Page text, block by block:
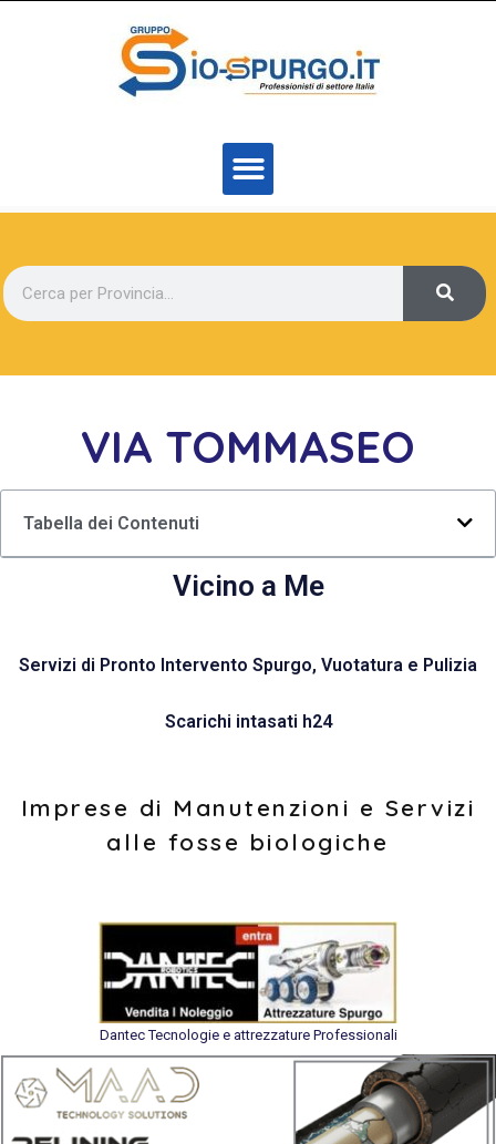
VIA TOMMASEO
Tabella dei Contenuti
Vicino a Me
Servizi di Pronto Intervento Spurgo, Vuotatura e Pulizia
Scarichi intasati h24
Imprese di Manutenzioni e Servizi
alle fosse biologiche
Dantec Tecnologie e attrezzature Professionali